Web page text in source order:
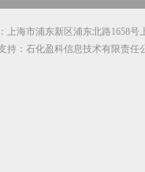
上海市浦东新区浦东北路1658
持：石化盈科信息技术有限责任